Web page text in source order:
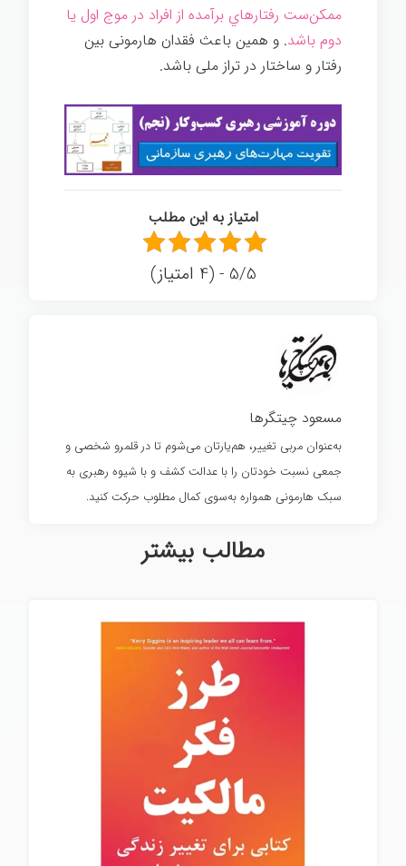
ممكن‌ست رفتارهاي برآمده از افراد در موج اول يا
دوم باشد. و همين باعث فقدان هارمونی بين
رفتار و ساختار در تراز ملی باشد.
امتیاز به این مطلب
5/5 - (4 امتیاز)
مسعود چیتگرها
به‌عنوان مربی تغییر، هم‌یارتان می‌شوم تا در قلمرو شخصی و
جمعی نسبت خودتان را با عدالت کشف و با شیوه رهبری به
سبک هارمونی همواره به‌سوی کمال مطلوب حرکت کنید.
مطالب بیشتر